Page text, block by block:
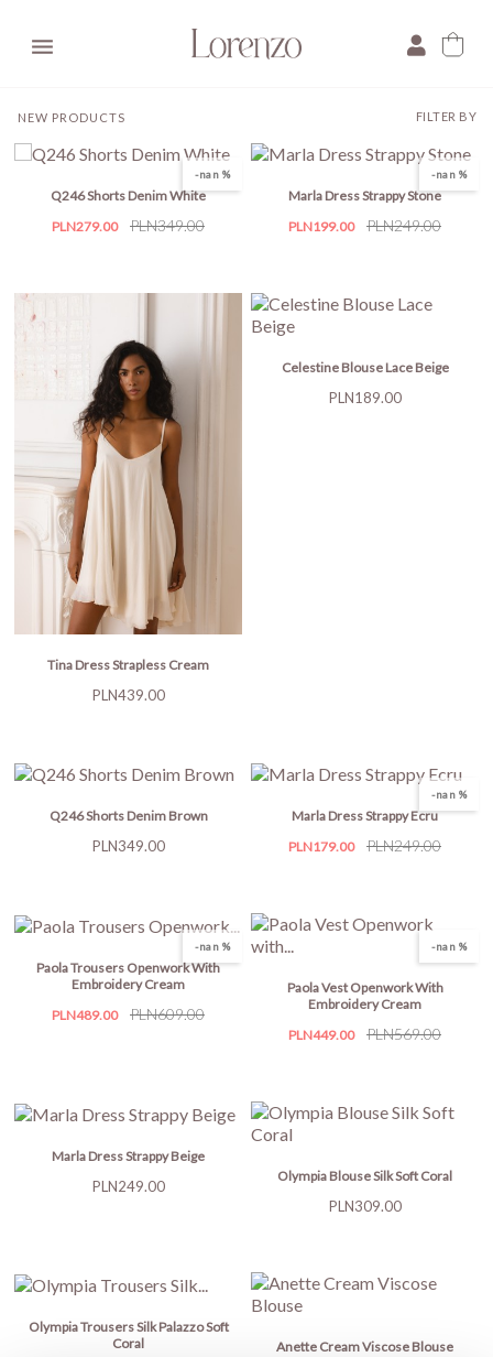

NEW PRODUCTS FILTER BY
-nan %
Q246 Shorts Denim White
Price
PLN279.00
Regular
PLN349.00
-nan %
Marla Dress Strappy Stone
Price
PLN199.00
Regular
PLN249.00
Tina Dress Strapless Cream
Price
PLN439.00
Celestine Blouse Lace Beige
Price
PLN189.00
Q246 Shorts Denim Brown
Price
PLN349.00
-nan %
Marla Dress Strappy Ecru
Price
PLN179.00
Regular
PLN249.00
-nan %
Paola Trousers Openwork With
Embroidery Cream
Price
PLN489.00
Regular
PLN609.00
-nan %
Paola Vest Openwork With
Embroidery Cream
Price
PLN449.00
Regular
PLN569.00
Marla Dress Strappy Beige
Price
PLN249.00
Olympia Blouse Silk Soft Coral
Price
PLN309.00
Olympia Trousers Silk Palazzo Soft
Coral
Anette Cream Viscose Blouse